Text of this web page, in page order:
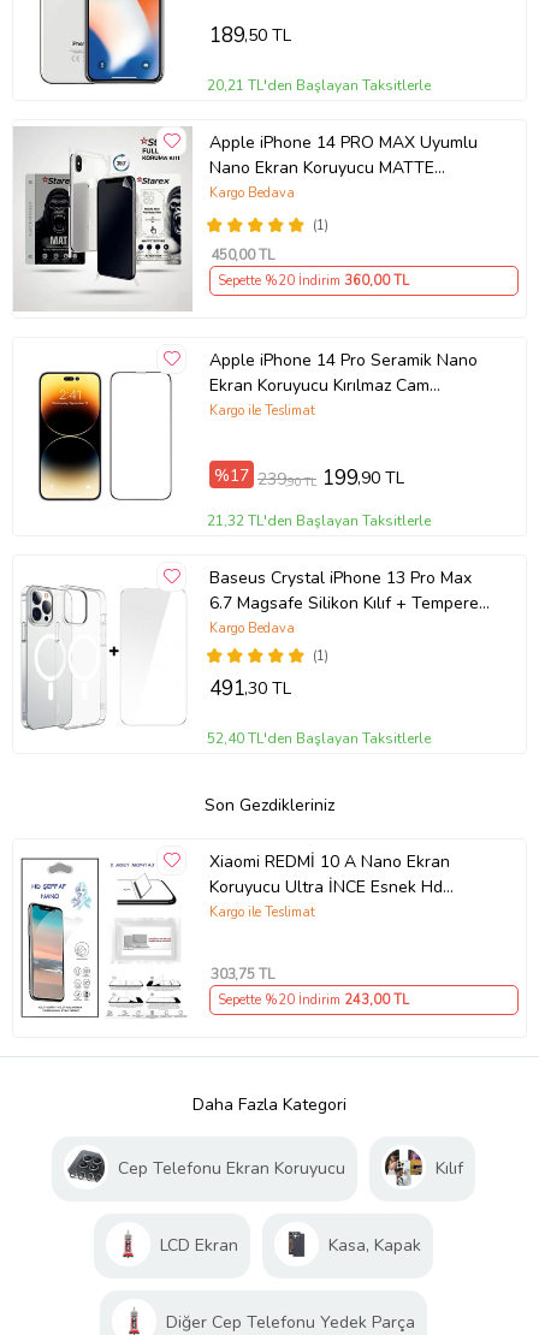
189,50 TL
20,21 TL'den Başlayan Taksitlerle
Apple iPhone 14 PRO MAX Uyumlu
Nano Ekran Koruyucu MATTE
HAYALET - Full Arka Kaplama 360
Koruma STAREX
(1)
Kargo Bedava
450,00 TL
Sepette %20 İndirim 360,00 TL
Apple iPhone 14 Pro Seramik Nano
Ekran Koruyucu Kırılmaz Cam
(Şeffaf)
Kargo ile Teslimat
%17 239,90 TL 199,90 TL
21,32 TL'den Başlayan Taksitlerle
Baseus Crystal iPhone 13 Pro Max
6.7 Magsafe Silikon Kılıf + Tempered
Ekran Koruyucu Set (Şeffaf)
(1)
Kargo Bedava
491,30 TL
52,40 TL'den Başlayan Taksitlerle
Son Gezdikleriniz
Xiaomi REDMİ 10 A Nano Ekran
Koruyucu Ultra İNCE Esnek Hd
Şeffaf
Kargo ile Teslimat
303,75 TL
Sepette %20 İndirim 243,00 TL
Daha Fazla Kategori
Cep Telefonu Ekran Koruyucu Kılıf
LCD Ekran Kasa, Kapak
Diğer Cep Telefonu Yedek Parça